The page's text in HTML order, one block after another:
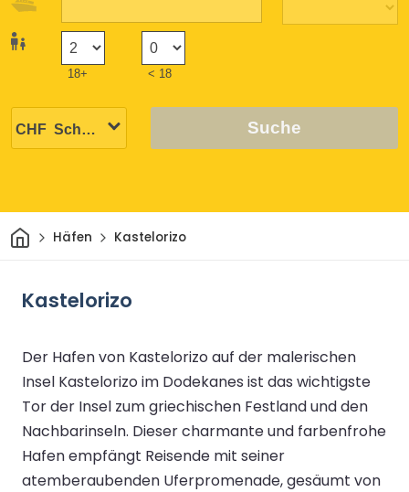
18+ < 18
Suche
HeimHäfen Kastelorizo
Kastelorizo
Der Hafen von Kastelorizo auf der malerischen
Insel Kastelorizo im Dodekanes ist das wichtigste
Tor der Insel zum griechischen Festland und den
Nachbarinseln. Dieser charmante und farbenfrohe
Hafen empfängt Reisende mit seiner
atemberaubenden Uferpromenade, gesäumt von